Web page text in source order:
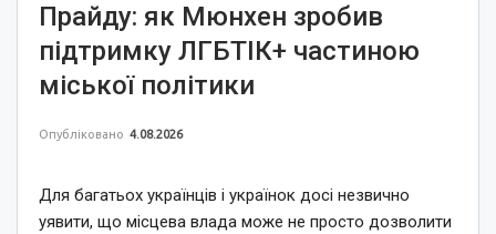
Прайду: як Мюнхен зробив
підтримку ЛГБТІК+ частиною
міської політики
Опубліковано 4.08.2026
Для багатьох українців і українок досі незвично
уявити, що місцева влада може не просто дозволити